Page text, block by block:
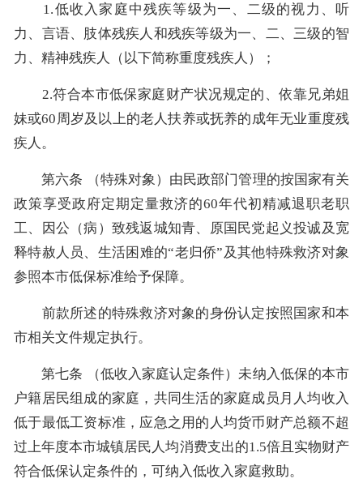
1.低收入家庭中残疾等级为一、二级的视力、听
力、言语、肢体残疾人和残疾等级为一、二、三级的智
力、精神残疾人（以下简称重度残疾人）；
2.符合本市低保家庭财产状况规定的、依靠兄弟姐
妹或60周岁及以上的老人扶养或抚养的成年无业重度残
疾人。
第六条 （特殊对象）由民政部门管理的按国家有关
政策享受政府定期定量救济的60年代初精减退职老职
工、因公（病）致残返城知青、原国民党起义投诚及宽
释特赦人员、生活困难的“老归侨”及其他特殊救济对象
参照本市低保标准给予保障。
前款所述的特殊救济对象的身份认定按照国家和本
市相关文件规定执行。
第七条 （低收入家庭认定条件）未纳入低保的本市
户籍居民组成的家庭，共同生活的家庭成员月人均收入
低于最低工资标准，应急之用的人均货币财产总额不超
过上年度本市城镇居民人均消费支出的1.5倍且实物财产
符合低保认定条件的，可纳入低收入家庭救助。